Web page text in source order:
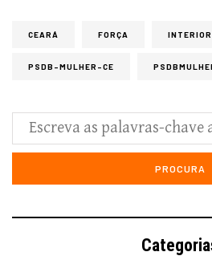
CEARÁ FORÇA INTERIOR
PSDB-MULHER-CE